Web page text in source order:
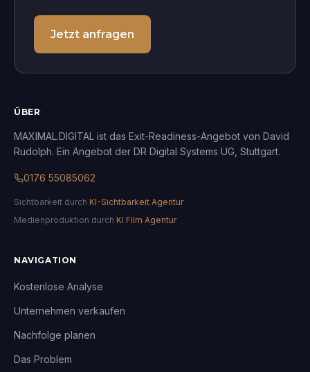
Jetzt anfragen
ÜBER
MAXIMAL.DIGITAL ist das Exit-Readiness-Angebot von David
Rudolph. Ein Angebot der DR Digital Systems UG, Stuttgart.
0176 55085062
Sichtbarkeit durch KI-Sichtbarkeit Agentur
Medienproduktion durch KI Film Agentur
NAVIGATION
Kostenlose Analyse
Unternehmen verkaufen
Nachfolge planen
Das Problem